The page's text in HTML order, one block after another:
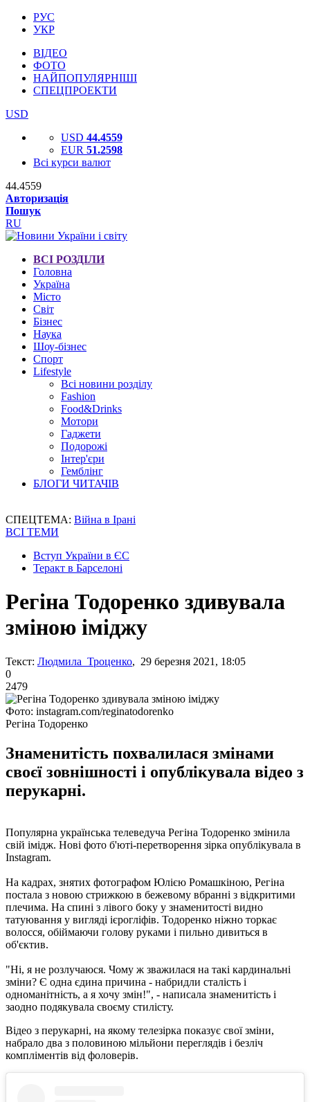
РУС
УКР
ВІДЕО
ФОТО
НАЙПОПУЛЯРНІШІ
СПЕЦПРОЕКТИ
USD
USD 44.4559
EUR 51.2598
Всі курси валют
44.4559
Авторизація
Пошук
RU
ВСІ РОЗДІЛИ
Головна
Україна
Місто
Світ
Бізнес
Наука
Шоу-бізнес
Спорт
Lifestyle
Всі новини розділу
Fashion
Food&Drinks
Мотори
Гаджети
Подорожі
Інтер'єри
Гемблінг
БЛОГИ ЧИТАЧІВ
СПЕЦТЕМА: Війна в Ірані
ВСІ ТЕМИ
Вступ України в ЄС
Теракт в Барселоні
Регіна Тодоренко здивувала
зміною іміджу
Текст: Людмила Троценко, 29 березня 2021, 18:05
0
2479
Фото: instagram.com/reginatodorenko
Регіна Тодоренко
Знаменитість похвалилася змінами
своєї зовнішності і опублікувала відео з
перукарні.
Популярна українська телеведуча Регіна Тодоренко змінила
свій імідж. Нові фото б'юті-перетворення зірка опублікувала в
Instagram.
На кадрах, знятих фотографом Юлією Ромашкіною, Регіна
постала з новою стрижкою в бежевому вбранні з відкритими
плечима. На спині з лівого боку у знаменитості видно
татуювання у вигляді ієрогліфів. Тодоренко ніжно торкає
волосся, обіймаючи голову руками і пильно дивиться в
об'єктив.
"Ні, я не розлучаюся. Чому ж зважилася на такі кардинальні
зміни? Є одна єдина причина - набридли сталість і
одноманітність, а я хочу змін!", - написала знаменитість і
заодно подякувала своєму стилісту.
Відео з перукарні, на якому телезірка показує свої зміни,
набрало два з половиною мільйони переглядів і безліч
компліментів від фоловерів.